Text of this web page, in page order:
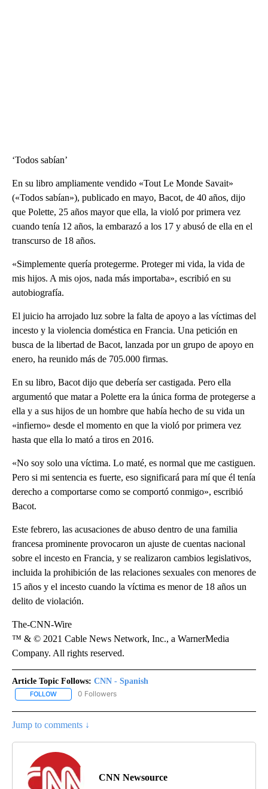
‘Todos sabían’
En su libro ampliamente vendido «Tout Le Monde Savait»
(«Todos sabían»), publicado en mayo, Bacot, de 40 años, dijo
que Polette, 25 años mayor que ella, la violó por primera vez
cuando tenía 12 años, la embarazó a los 17 y abusó de ella en el
transcurso de 18 años.
«Simplemente quería protegerme. Proteger mi vida, la vida de
mis hijos. A mis ojos, nada más importaba», escribió en su
autobiografía.
El juicio ha arrojado luz sobre la falta de apoyo a las víctimas del
incesto y la violencia doméstica en Francia. Una petición en
busca de la libertad de Bacot, lanzada por un grupo de apoyo en
enero, ha reunido más de 705.000 firmas.
En su libro, Bacot dijo que debería ser castigada. Pero ella
argumentó que matar a Polette era la única forma de protegerse a
ella y a sus hijos de un hombre que había hecho de su vida un
«infierno» desde el momento en que la violó por primera vez
hasta que ella lo mató a tiros en 2016.
«No soy solo una víctima. Lo maté, es normal que me castiguen.
Pero si mi sentencia es fuerte, eso significará para mí que él tenía
derecho a comportarse como se comportó conmigo», escribió
Bacot.
Este febrero, las acusaciones de abuso dentro de una familia
francesa prominente provocaron un ajuste de cuentas nacional
sobre el incesto en Francia, y se realizaron cambios legislativos,
incluida la prohibición de las relaciones sexuales con menores de
15 años y el incesto cuando la víctima es menor de 18 años un
delito de violación.
The-CNN-Wire
™ & © 2021 Cable News Network, Inc., a WarnerMedia
Company. All rights reserved.
Article Topic Follows: CNN - Spanish
FOLLOW FOLLOW "CNN - SPANISH" TO RECEIVE NOTIFICATIONS ABOUT
0 Followers
Jump to comments ↓
CNN Newsource